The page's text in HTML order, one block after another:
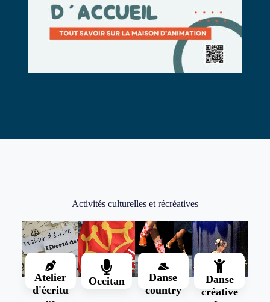
Activités culturelles et récréatives
Atelier
d'écritu
Occitan
Danse
country
Danse
créative